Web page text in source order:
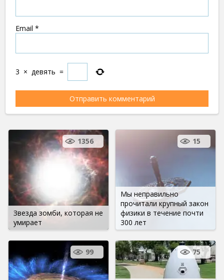
Email *
3 × девять =
Звезда зомби, которая не
умирает
1356
Мы неправильно
прочитали крупный закон
физики в течение почти
300 лет
15
99 75